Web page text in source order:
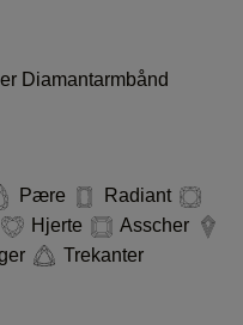
Diamantarmbånd
Pære
Radiant
Hjerte
Asscher
Trekanter